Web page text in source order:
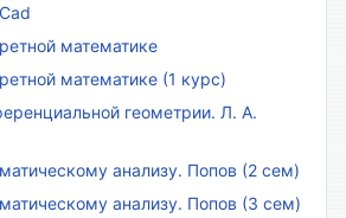
математике
математике (1 курс)
геометрии. Л. А.
анализу. Попов (2 сем)
анализу. Попов (3 сем)